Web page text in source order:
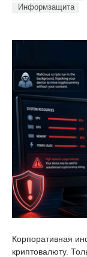
Информзащита
Корпоративная
криптовалюту.